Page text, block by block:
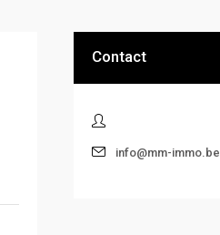
Contact
info@mm-immo.be